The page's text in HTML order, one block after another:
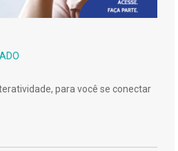
para você se conectar